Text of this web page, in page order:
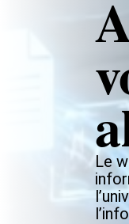
Le